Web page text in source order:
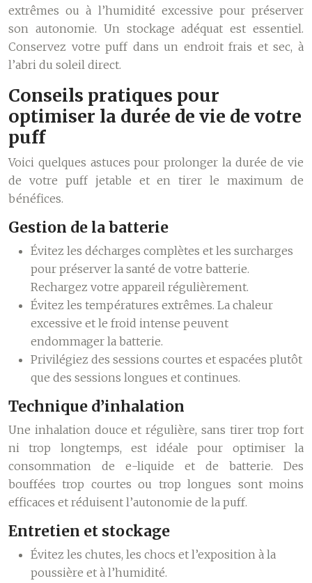
extrêmes ou à l’humidité excessive pour préserver
son autonomie. Un stockage adéquat est essentiel.
Conservez votre puff dans un endroit frais et sec, à
l’abri du soleil direct.
Conseils pratiques pour
optimiser la durée de vie de votre
puff
Voici quelques astuces pour prolonger la durée de vie
de votre puff jetable et en tirer le maximum de
bénéfices.
Gestion de la batterie
Évitez les décharges complètes et les surcharges
pour préserver la santé de votre batterie.
Rechargez votre appareil régulièrement.
Évitez les températures extrêmes. La chaleur
excessive et le froid intense peuvent
endommager la batterie.
Privilégiez des sessions courtes et espacées plutôt
que des sessions longues et continues.
Technique d’inhalation
Une inhalation douce et régulière, sans tirer trop fort
ni trop longtemps, est idéale pour optimiser la
consommation de e-liquide et de batterie. Des
bouffées trop courtes ou trop longues sont moins
efficaces et réduisent l’autonomie de la puff.
Entretien et stockage
Évitez les chutes, les chocs et l’exposition à la
poussière et à l’humidité.